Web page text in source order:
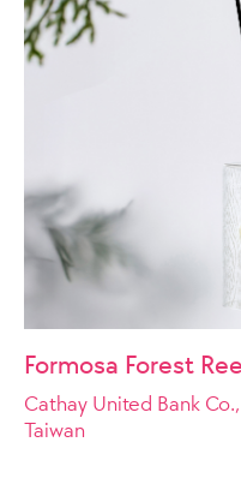
Formosa Forest
Cathay United Bank
Taiwan